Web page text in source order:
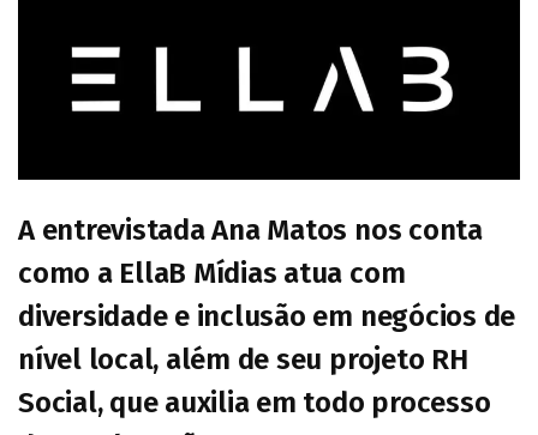
A entrevistada Ana Matos nos conta
como a EllaB Mídias atua com
diversidade e inclusão em negócios de
nível local, além de seu projeto RH
Social, que auxilia em todo processo